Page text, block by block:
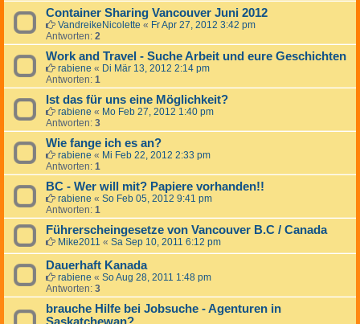
Container Sharing Vancouver Juni 2012
VandreikeNicolette « Fr Apr 27, 2012 3:42 pm
Antworten: 2
Work and Travel - Suche Arbeit und eure Geschichten
rabiene « Di Mär 13, 2012 2:14 pm
Antworten: 1
Ist das für uns eine Möglichkeit?
rabiene « Mo Feb 27, 2012 1:40 pm
Antworten: 3
Wie fange ich es an?
rabiene « Mi Feb 22, 2012 2:33 pm
Antworten: 1
BC - Wer will mit? Papiere vorhanden!!
rabiene « So Feb 05, 2012 9:41 pm
Antworten: 1
Führerscheingesetze von Vancouver B.C / Canada
Mike2011 « Sa Sep 10, 2011 6:12 pm
Dauerhaft Kanada
rabiene « So Aug 28, 2011 1:48 pm
Antworten: 3
brauche Hilfe bei Jobsuche - Agenturen in